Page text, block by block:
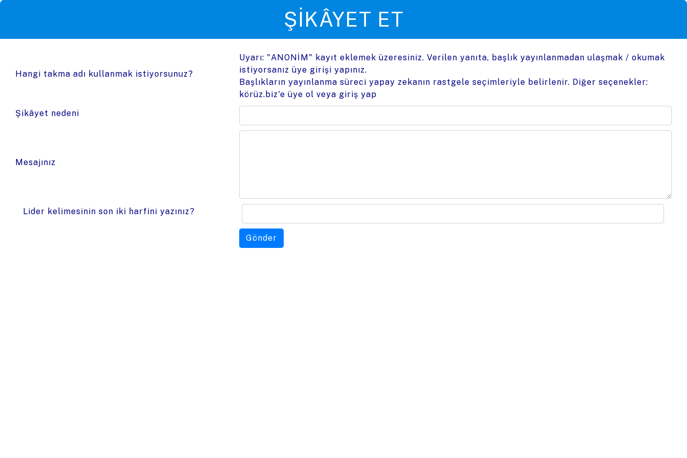
ŞIKÂYET ET
Hangi takma adı kullanmak istiyorsunuz?
Uyarı: "ANONİM" kayıt eklemek üzeresiniz. Verilen yanıta, başlık yayınlanmadan ulaşmak / okumak
istiyorsanız üye girişi yapınız.
Başlıkların yayınlanma süreci yapay zekanın rastgele seçimleriyle belirlenir. Diğer seçenekler:
körüz.biz'e üye ol veya giriş yap
Şikâyet nedeni
Mesajınız
Lider kelimesinin son iki harfini yazınız?